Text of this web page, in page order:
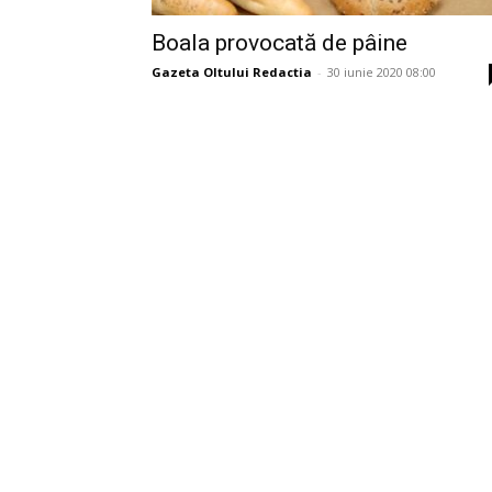
Boala provocată de pâine
Gazeta Oltului Redactia - 30 iunie 2020 08:00